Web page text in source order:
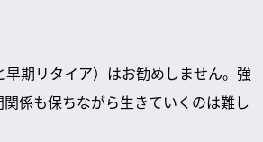
期リタイア）はお勧めしません。強
係も保ちながら生きていくのは難し